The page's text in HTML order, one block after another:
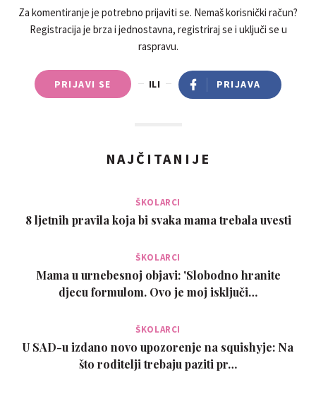
Za komentiranje je potrebno prijaviti se. Nemaš korisnički račun?
Registracija je brza i jednostavna, registriraj se i uključi se u
raspravu.
PRIJAVI SE ILI PRIJAVA
NAJČITANIJE
ŠKOLARCI
8 ljetnih pravila koja bi svaka mama trebala uvesti
ŠKOLARCI
Mama u urnebesnoj objavi: 'Slobodno hranite
djecu formulom. Ovo je moj isključi…
ŠKOLARCI
U SAD-u izdano novo upozorenje na squishyje: Na
što roditelji trebaju paziti pr…